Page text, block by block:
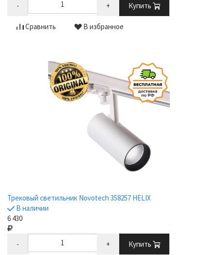
- + Купить
Сравнить В избранное
Трековый светильник Novotech 358257 HELIX
В наличии
6 430
- + Купить